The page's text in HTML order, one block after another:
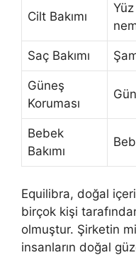
Cilt Bakımı
Saç Bakımı
Güneş
Koruması
Bebek
Bakımı
Equilibra, doğal
birçok kişi
olmuştur. Şirketin
insanların doğal